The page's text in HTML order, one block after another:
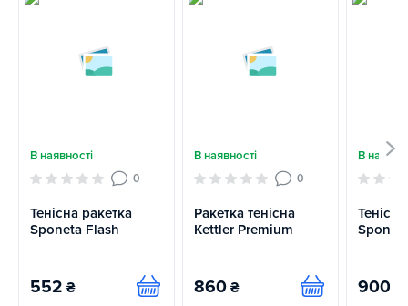
В наявності
0
Тенісна ракетка
Sponeta Flash
552 ₴ Купити
В наявності
0
Ракетка тенісна
Kettler Premium
860 ₴ Купити
В
900